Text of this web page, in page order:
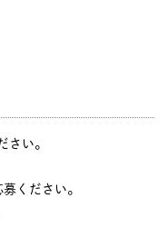
さい。
ください。